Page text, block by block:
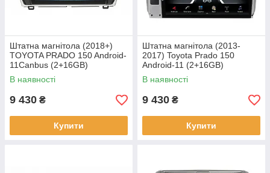
Штатна магнітола (2018+)
TOYOTA PRADO 150 Android-
11Canbus (2+16GB)
В наявності
9 430 ₴
Купити
Штатна магнітола (2013-
2017) Toyota Prado 150
Android-11 (2+16GB)
В наявності
9 430 ₴
Купити